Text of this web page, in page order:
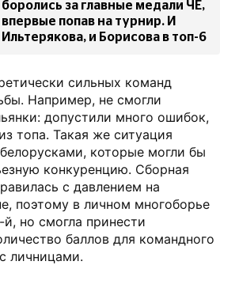
боролись за главные медали ЧЕ,
впервые попав на турнир. И
Ильтерякова, и Борисова в топ-6
сильных команд
Например, не смогли
допустили много ошибок,
топа. Такая же ситуация
которые могли бы
конкуренцию. Сборная
с давлением на
поэтому в личном многоборье
но смогла принести
баллов для командного
личницами.